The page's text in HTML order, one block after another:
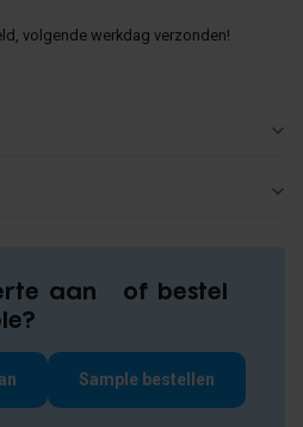
volgende werkdag verzonden!
aan of bestel
Sample bestellen